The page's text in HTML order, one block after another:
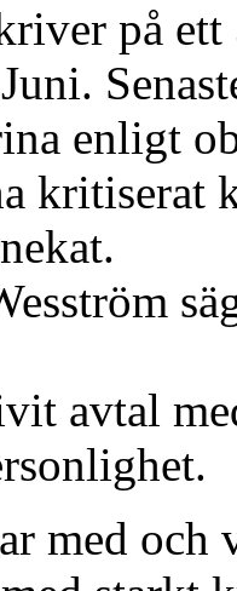
på
enligt
kritiserat
avtal
med och